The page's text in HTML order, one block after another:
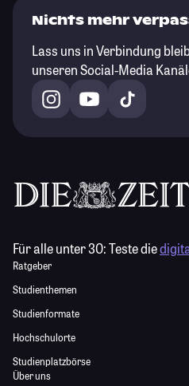
Nichts mehr
Lass uns in Verbindung
unseren Social-Media
Für alle unter 30:Teste die
Ratgeber
Studienthemen
Studienformate
Hochschulorte
Studienplatzbörse
Über uns